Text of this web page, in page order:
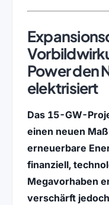
Power den
elektrisiert
Das 15-GW-
einen neuen
erneuerbare
finanziell,
Megavorhaben
verschärft